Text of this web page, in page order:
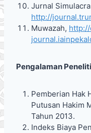
Jurnal
http://
Muwazah,
Pengalaman
Pemberian Hak
Putusan Hakim
Tahun 2013.
Indeks Biaya